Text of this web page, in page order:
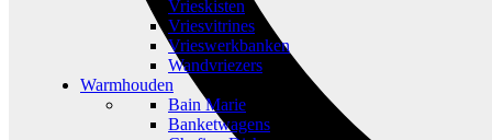
Vrieskisten
Vriesvitrines
Vrieswerkbanken
Wandvriezers
Warmhouden
Bain Marie
Banketwagens